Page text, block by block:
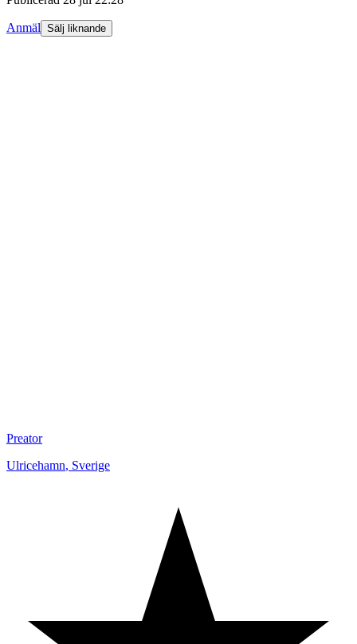
Anmäl Sälj liknande
Preator
Ulricehamn, Sverige